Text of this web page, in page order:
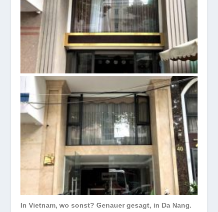
In Vietnam, wo sonst? Genauer gesagt, in Da Nang.